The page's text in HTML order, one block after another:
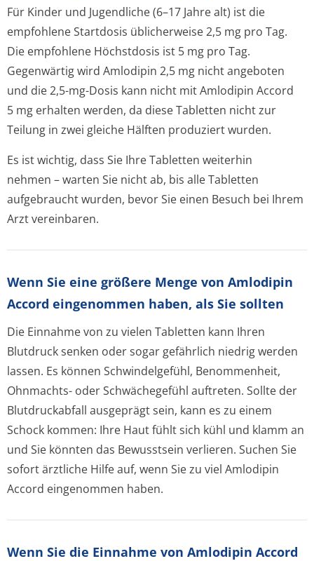
Für Kinder und Jugendliche (6–17 Jahre alt) ist die
empfohlene Startdosis üblicherweise 2,5 mg pro Tag.
Die empfohlene Höchstdosis ist 5 mg pro Tag.
Gegenwärtig wird Amlodipin 2,5 mg nicht angeboten
und die 2,5-mg-Dosis kann nicht mit Amlodipin Accord
5 mg erhalten werden, da diese Tabletten nicht zur
Teilung in zwei gleiche Hälften produziert wurden.
Es ist wichtig, dass Sie Ihre Tabletten weiterhin
nehmen – warten Sie nicht ab, bis alle Tabletten
aufgebraucht wurden, bevor Sie einen Besuch bei Ihrem
Arzt vereinbaren.
Wenn Sie eine größere Menge von Amlodipin
Accord eingenommen haben, als Sie sollten
Die Einnahme von zu vielen Tabletten kann Ihren
Blutdruck senken oder sogar gefährlich niedrig werden
lassen. Es können Schwindelgefühl, Benommenheit,
Ohnmachts- oder Schwächegefühl auftreten. Sollte der
Blutdruckabfall ausgeprägt sein, kann es zu einem
Schock kommen: Ihre Haut fühlt sich kühl und klamm an
und Sie könnten das Bewusstsein verlieren. Suchen Sie
sofort ärztliche Hilfe auf, wenn Sie zu viel Amlodipin
Accord eingenommen haben.
Wenn Sie die Einnahme von Amlodipin Accord